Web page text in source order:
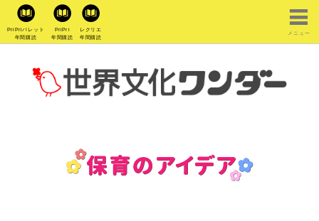
PriPriパレット
年間購読
PriPri
年間購読
レクリエ
年間購読
メニュー